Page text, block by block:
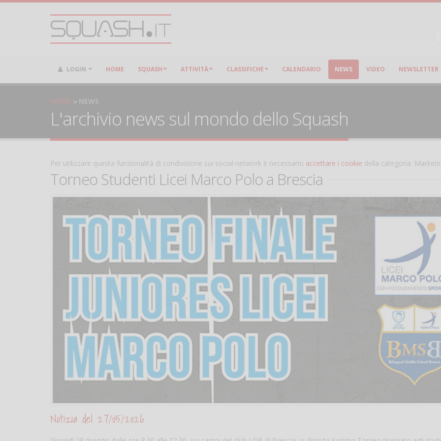
LOGIN HOME SQUASH ATTIVITÀ CLASSIFICHE CALENDARIO NEWS VIDEO NEWSLETTER
HOME NEWS
L'archivio news sul mondo dello Squash
Per utilizzare questa funzionalità di condivisione sui social network è necessario accettare i cookie della categoria
Torneo Studenti Licei Marco Polo a Brescia
Notizia del 27/05/2026